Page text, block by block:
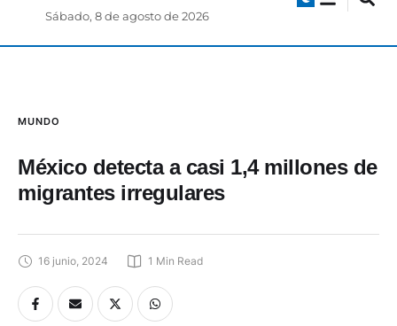
Sábado, 8 de agosto de 2026
MUNDO
México detecta a casi 1,4 millones de
migrantes irregulares
16 junio, 2024 1 Min Read